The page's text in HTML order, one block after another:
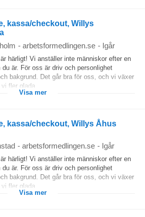
kassa/checkout, Willys
- arbetsformedlingen.se - Igår
härligt! Vi anställer inte människor efter en
är. För oss är driv och personlighet
bakgrund. Det går bra för oss, och vi växer
fler glada...
Visa mer
kassa/checkout, Willys Åhus
- arbetsformedlingen.se - Igår
härligt! Vi anställer inte människor efter en
är. För oss är driv och personlighet
bakgrund. Det går bra för oss, och vi växer
fler glada...
Visa mer